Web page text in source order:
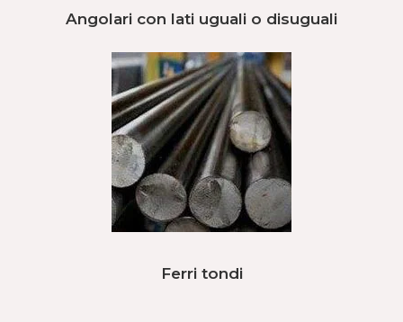
Angolari con lati uguali o disuguali
Ferri tondi